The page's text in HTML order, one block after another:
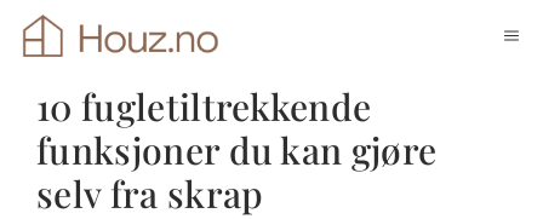
Hopp
10 fugletiltrekkende
funksjoner du kan gjøre
selv fra skrap